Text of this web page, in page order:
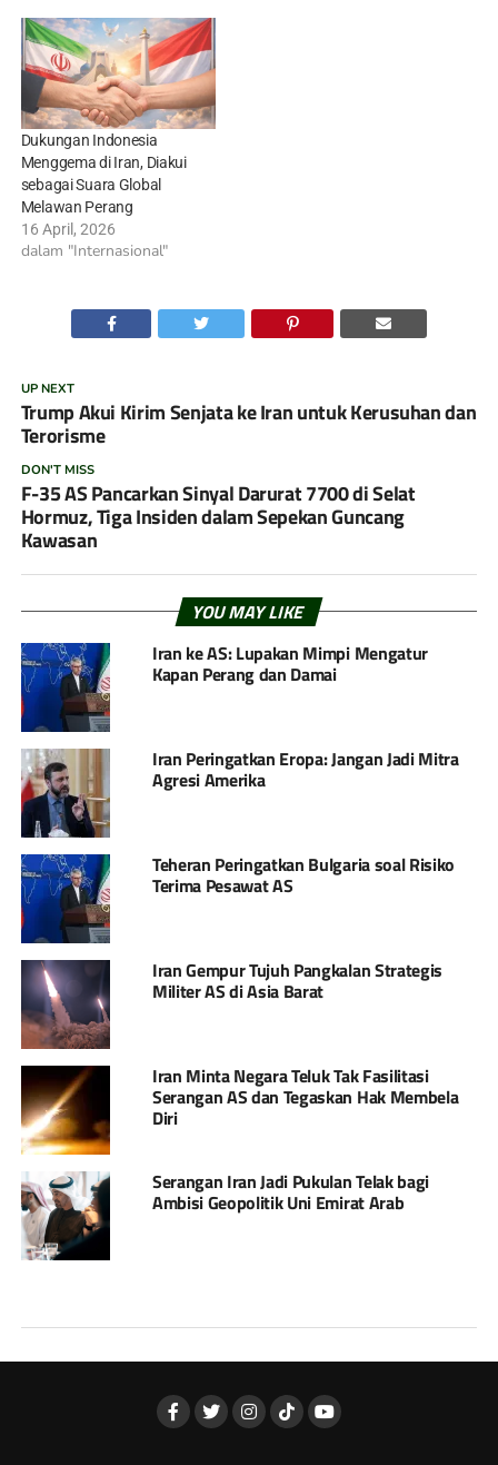
Dukungan Indonesia
Menggema di Iran, Diakui
sebagai Suara Global
Melawan Perang
16 April, 2026
dalam "Internasional"
UP NEXT
Trump Akui Kirim Senjata ke Iran untuk Kerusuhan dan
Terorisme
DON'T MISS
F-35 AS Pancarkan Sinyal Darurat 7700 di Selat
Hormuz, Tiga Insiden dalam Sepekan Guncang
Kawasan
YOU MAY LIKE
Iran ke AS: Lupakan Mimpi Mengatur
Kapan Perang dan Damai
Iran Peringatkan Eropa: Jangan Jadi Mitra
Agresi Amerika
Teheran Peringatkan Bulgaria soal Risiko
Terima Pesawat AS
Iran Gempur Tujuh Pangkalan Strategis
Militer AS di Asia Barat
Iran Minta Negara Teluk Tak Fasilitasi
Serangan AS dan Tegaskan Hak Membela
Diri
Serangan Iran Jadi Pukulan Telak bagi
Ambisi Geopolitik Uni Emirat Arab